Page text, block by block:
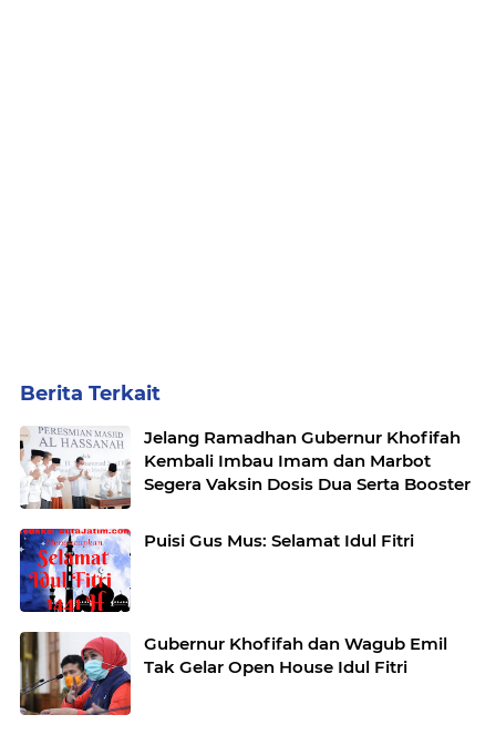
Berita Terkait
Jelang Ramadhan Gubernur Khofifah
Kembali Imbau Imam dan Marbot
Segera Vaksin Dosis Dua Serta Booster
Puisi Gus Mus: Selamat Idul Fitri
Gubernur Khofifah dan Wagub Emil
Tak Gelar Open House Idul Fitri